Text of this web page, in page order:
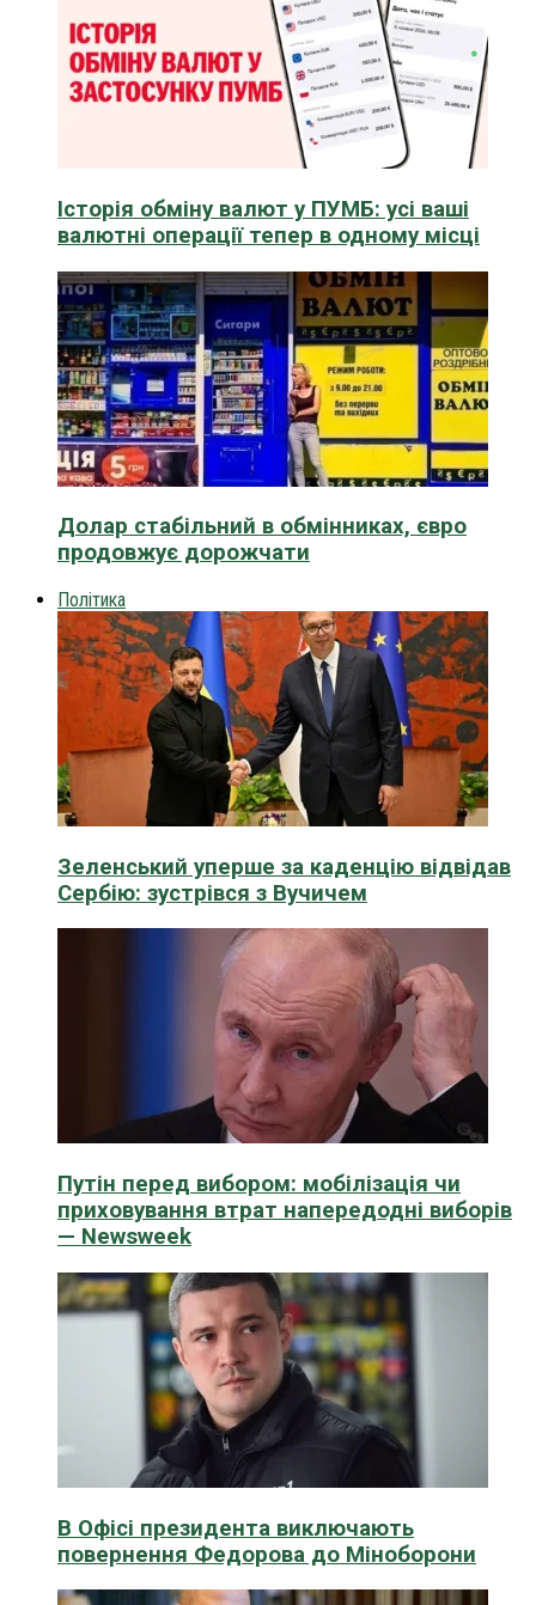
Історія обміну валют у ПУМБ: усі ваші
валютні операції тепер в одному місці
Долар стабільний в обмінниках, євро
продовжує дорожчати
Політика
Зеленський уперше за каденцію відвідав
Сербію: зустрівся з Вучичем
Путін перед вибором: мобілізація чи
приховування втрат напередодні виборів
— Newsweek
В Офісі президента виключають
повернення Федорова до Міноборони